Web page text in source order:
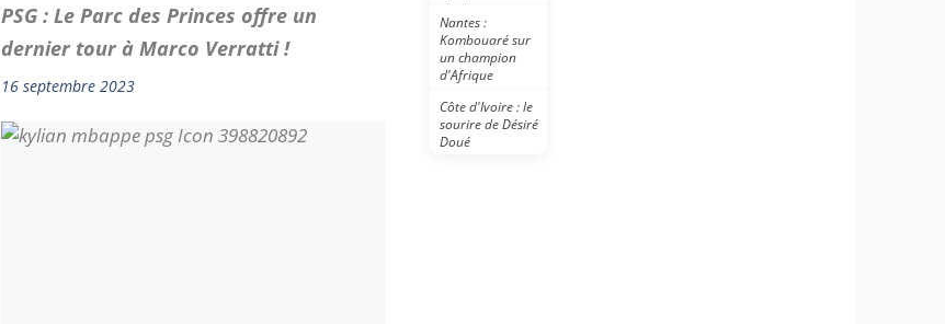
PSG : Le Parc des Princes offre un
dernier tour à Marco Verratti !
16 septembre 2023
Nantes :
Kombouaré sur
un champion
d'Afrique
Côte d'Ivoire : le
sourire de Désiré
Doué